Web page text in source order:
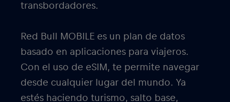
transbordadores.
Red Bull MOBILE es un plan de datos
basado en aplicaciones para viajeros.
Con el uso de eSIM, te permite navegar
desde cualquier lugar del mundo. Ya
estés haciendo turismo, salto base,